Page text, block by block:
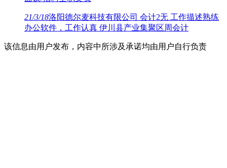
21/3/18洛阳德尔麦科技有限公司 会计2无 工作描述熟练
办公软件，工作认真 伊川县产业集聚区周会计
该信息由用户发布，内容中所涉及承诺均由用户自行负责